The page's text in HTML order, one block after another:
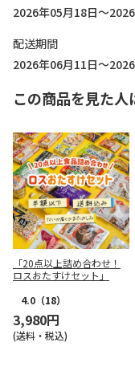
2026年05月18日～
配送期間
2026年06月11日～
この商品を見た
「20点以上詰め合わせ！
ロスおたすけセット」
4.0 （18）
3,980円
(送料・税込)